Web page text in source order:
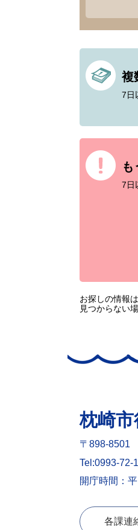
複
7日
も
7日
お探しの情報
見つからない
枕崎
〒898-8501
Tel:0993-72-
開庁時間：
各課連